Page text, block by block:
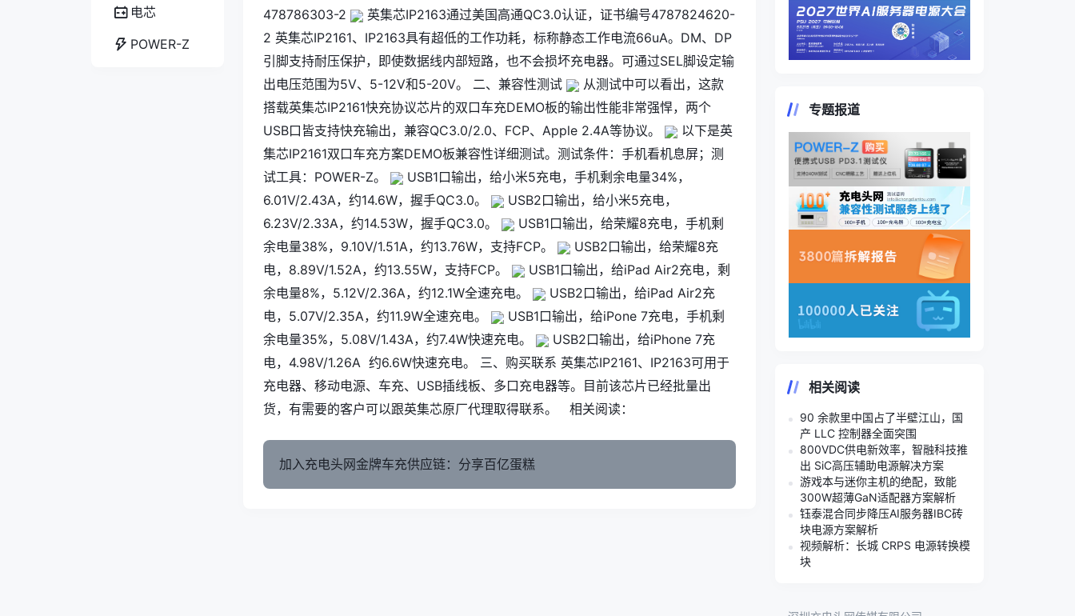
电芯
POWER-Z
478786303-2
英集芯IP2163通过美国高通QC3.0认证，证书编号4787824620-
2 英集芯IP2161、IP2163具有超低的工作功耗，标称静态工作电流66uA。DM、DP
引脚支持耐压保护，即使数据线内部短路，也不会损坏充电器。可通过SEL脚设定输
出电压范围为5V、5-12V和5-20V。 二、兼容性测试
从测试中可以看出，这款
搭载英集芯IP2161快充协议芯片的双口车充DEMO板的输出性能非常强悍，两个
USB口皆支持快充输出，兼容QC3.0/2.0、FCP、Apple 2.4A等协议。
以下是英
集芯IP2161双口车充方案DEMO板兼容性详细测试。测试条件：手机看机息屏；测
试工具：POWER-Z。
USB1口输出，给小米5充电，手机剩余电量34%，
6.01V/2.43A，约14.6W，握手QC3.0。
USB2口输出，给小米5充电，
6.23V/2.33A，约14.53W，握手QC3.0。
USB1口输出，给荣耀8充电，手机剩
余电量38%，9.10V/1.51A，约13.76W，支持FCP。
USB2口输出，给荣耀8充
电，8.89V/1.52A，约13.55W，支持FCP。
USB1口输出，给iPad Air2充电，剩
余电量8%，5.12V/2.36A，约12.1W全速充电。
USB2口输出，给iPad Air2充
电，5.07V/2.35A，约11.9W全速充电。
USB1口输出，给iPone 7充电，手机剩
余电量35%，5.08V/1.43A，约7.4W快速充电。
USB2口输出，给iPhone 7充
电，4.98V/1.26A 约6.6W快速充电。 三、购买联系 英集芯IP2161、IP2163可用于
充电器、移动电源、车充、USB插线板、多口充电器等。目前该芯片已经批量出
货，有需要的客户可以跟英集芯原厂代理取得联系。 相关阅读：
加入充电头网金牌车充供应链：分享百亿蛋糕
专题报道
相关阅读
90 余款里中国占了半壁江山，国
产 LLC 控制器全面突围
800VDC供电新效率，智融科技推
出 SiC高压辅助电源解决方案
游戏本与迷你主机的绝配，致能
300W超薄GaN适配器方案解析
钰泰混合同步降压AI服务器IBC砖
块电源方案解析
视频解析：长城 CRPS 电源转换模
块